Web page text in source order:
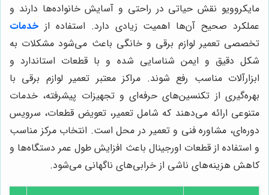
مایکروویو نقش حیاتی در راحتی و آسایش خانواده‌ها دارند و
عملکرد صحیح آن‌ها اهمیت زیادی دارد. استفاده از خدمات
تخصصی تعمیر لوازم برقی و خانگی باعث می‌شود مشکلات به
شکل دقیق و ایمن شناسایی شده و با قطعات استاندارد و
ابزارآلات مناسب رفع شوند. مراکز معتبر تعمیر لوازم برقی با
بهره‌گیری از تکنسین‌های حرفه‌ای و تجهیزات پیشرفته، خدمات
متنوعی ارائه می‌دهند که شامل تعمیر، تعویض قطعات، سرویس
دوره‌ای، مشاوره فنی و تعمیر در محل است. انتخاب مرکز مناسب
و استفاده از قطعات اورجینال باعث افزایش طول عمر دستگاه‌ها و
کاهش هزینه‌های ناشی از خرابی‌های ناگهانی می‌شود.